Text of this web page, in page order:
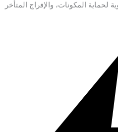
المكونات، والإفراج المتأخر